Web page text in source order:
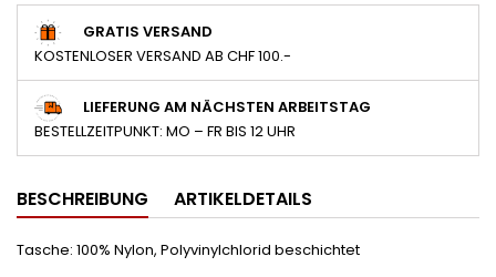
GRATIS VERSAND
KOSTENLOSER VERSAND AB CHF 100.-
LIEFERUNG AM NÄCHSTEN ARBEITSTAG
BESTELLZEITPUNKT: MO – FR BIS 12 UHR
BESCHREIBUNG ARTIKELDETAILS
Tasche: 100% Nylon, Polyvinylchlorid beschichtet